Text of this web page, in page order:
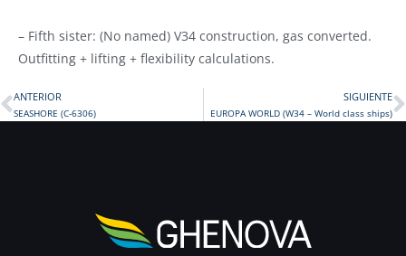
– Fifth sister: (No named) V34 construction, gas converted.
Outfitting + lifting + flexibility calculations.
Prev
ANTERIOR
SEASHORE (C-6306)
SIGUIENTE
EUROPA WORLD (W34 – World class ships)